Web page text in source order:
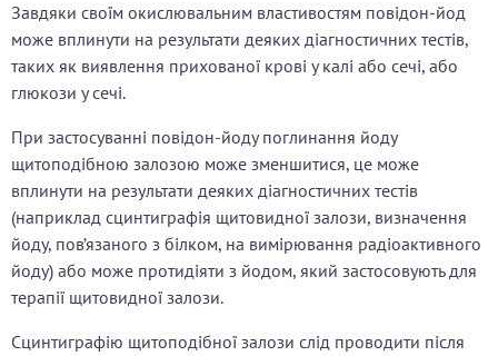
Завдяки своїм окислювальним властивостям повідон-йод
може вплинути на результати деяких діагностичних тестів,
таких як виявлення прихованої крові у калі або сечі, або
глюкози у сечі.
При застосуванні повідон-йоду поглинання йоду
щитоподібною залозою може зменшитися, це може
вплинути на результати деяких діагностичних тестів
(наприклад сцинтиграфія щитовидної залози, визначення
йоду, пов’язаного з білком, на вимірювання радіоактивного
йоду) або може протидіяти з йодом, який застосовують для
терапії щитовидної залози.
Сцинтиграфію щитоподібної залози слід проводити після